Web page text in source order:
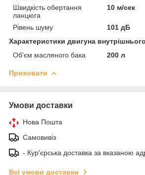
Швидкість обертання
ланцюга
10 м/сек
Рівень шуму
101 дБ
Характеристики двигуна
Об'єм масляного бака
200 л
Приховати
Умови доставки
Нова Пошта
Самовивіз
- Кур'єрська доставка за вказаною
Всі умови доставки